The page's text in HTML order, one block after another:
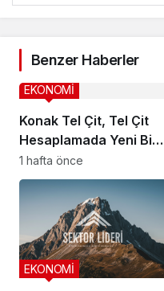
Benzer Haberler
Konak Tel Çit, Tel Çit
Hesaplamada Yeni Bir
Yaklaşım
EKONOMİ
1 hafta önce
EKONOMİ